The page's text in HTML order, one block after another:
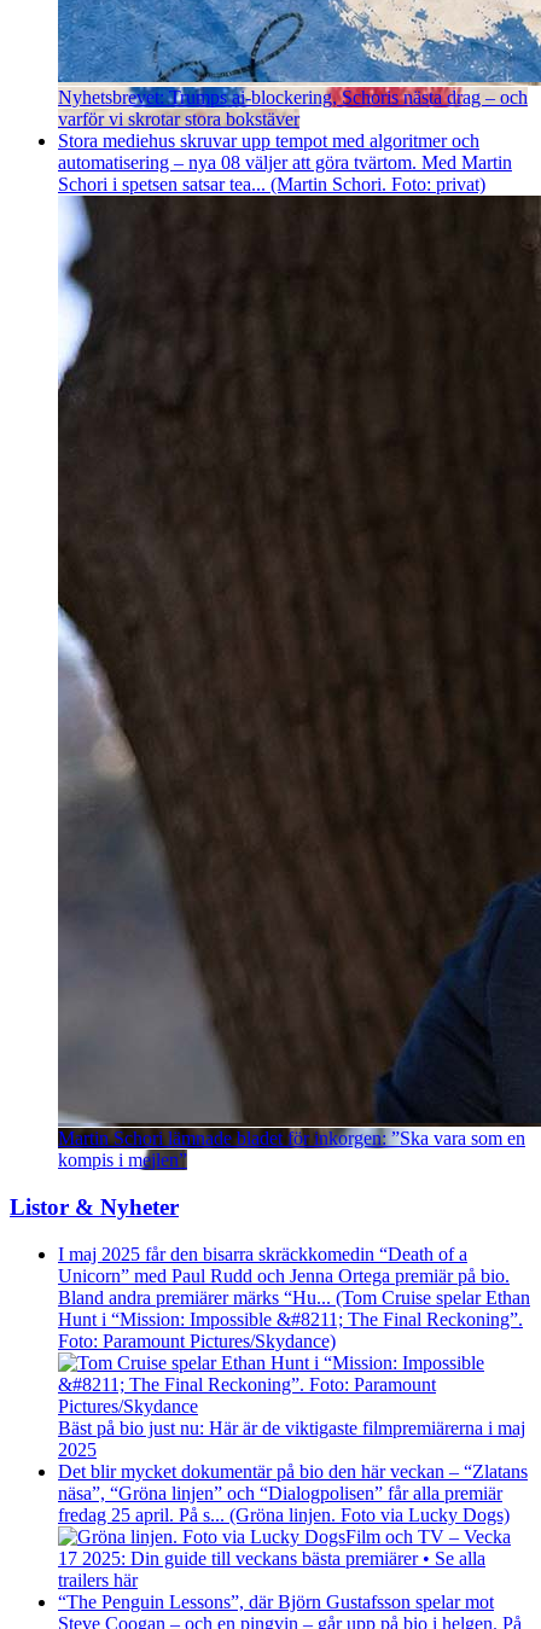
Nyhetsbrevet: Trumps ai-blockering, Schoris nästa drag – och
varför vi skrotar stora bokstäver
Stora mediehus skruvar upp tempot med algoritmer och
automatisering – nya 08 väljer att göra tvärtom. Med Martin
Schori i spetsen satsar tea... (Martin Schori. Foto: privat)
Martin Schori lämnade bladet för inkorgen: ”Ska vara som en
kompis i mejlen”
Listor & Nyheter
I maj 2025 får den bisarra skräckkomedin “Death of a
Unicorn” med Paul Rudd och Jenna Ortega premiär på bio.
Bland andra premiärer märks “Hu... (Tom Cruise spelar Ethan
Hunt i “Mission: Impossible &#8211; The Final Reckoning”.
Foto: Paramount Pictures/Skydance)
Bäst på bio just nu: Här är de viktigaste filmpremiärerna i maj
2025
Det blir mycket dokumentär på bio den här veckan – “Zlatans
näsa”, “Gröna linjen” och “Dialogpolisen” får alla premiär
fredag 25 april. På s... (Gröna linjen. Foto via Lucky Dogs)
Film och TV – Vecka
17 2025: Din guide till veckans bästa premiärer • Se alla
trailers här
“The Penguin Lessons”, där Björn Gustafsson spelar mot
Steve Coogan – och en pingvin – går upp på bio i helgen. På